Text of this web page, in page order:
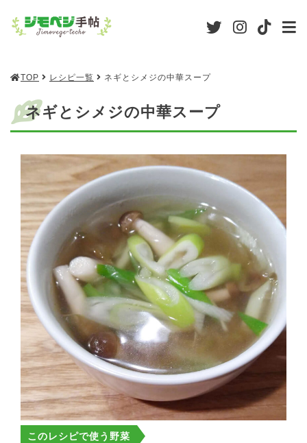
TOP レシピ一覧 ネギとシメジの中華スープ
ネギとシメジの中華スープ
このレシピで使う野菜